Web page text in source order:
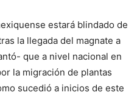
estará blindado de
la llegada del magnate a
que a nivel nacional en
la migración de plantas
sucedió a inicios de este